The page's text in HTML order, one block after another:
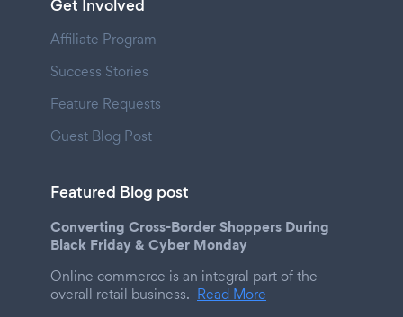
Get Involved
Affiliate Program
Success Stories
Feature Requests
Guest Blog Post
Featured Blog post
Converting Cross-Border Shoppers During
Black Friday & Cyber Monday
Online commerce is an integral part of the
overall retail business. Read More